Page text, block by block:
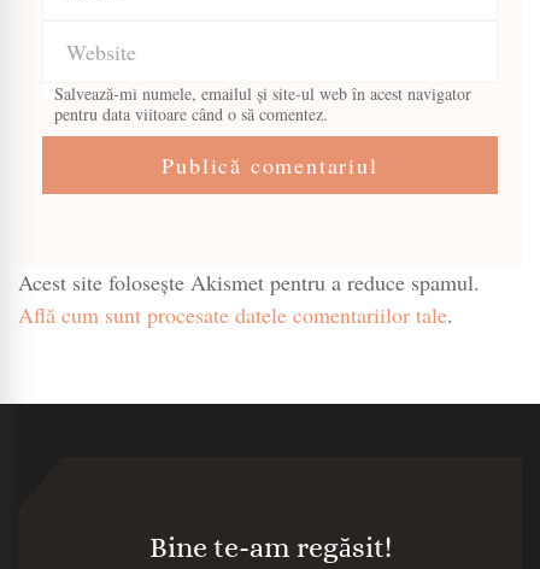
Salvează-mi numele, emailul și site-ul web în acest navigator
pentru data viitoare când o să comentez.
Acest site folosește Akismet pentru a reduce spamul.
Află cum sunt procesate datele comentariilor tale.
Bine te-am regăsit!